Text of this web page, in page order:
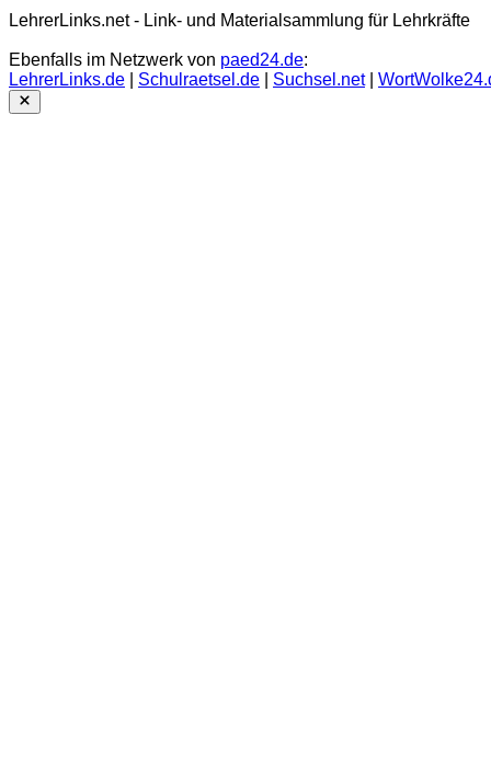
LehrerLinks.net - Link- und Materialsammlung für Lehrkräfte
Ebenfalls im Netzwerk von paed24.de:
LehrerLinks.de
Schulraetsel.de Suchsel.net|
Close